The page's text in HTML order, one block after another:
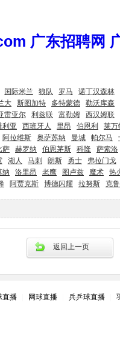
广东招聘网
国际米兰 狼队 罗马
诺丁汉森林
大 斯图加特 多特蒙德
勒沃库森
雷亚尔 利兹联 富勒姆
西汉姆联
利亚 西班牙人 里昂 伯恩利
莱万
阿拉维斯 奥萨苏纳 曼城 帕尔马
萨 赫罗纳 伯恩茅斯 科隆
萨索洛
湖人 马刺 朗斯 勇士
弗拉门戈
纳 洛里昂 老鹰 图卢兹 魔术
热
阿贾克斯 博德闪耀 拉努斯 克
返回上一页
直播 网球直播 兵乒球直播